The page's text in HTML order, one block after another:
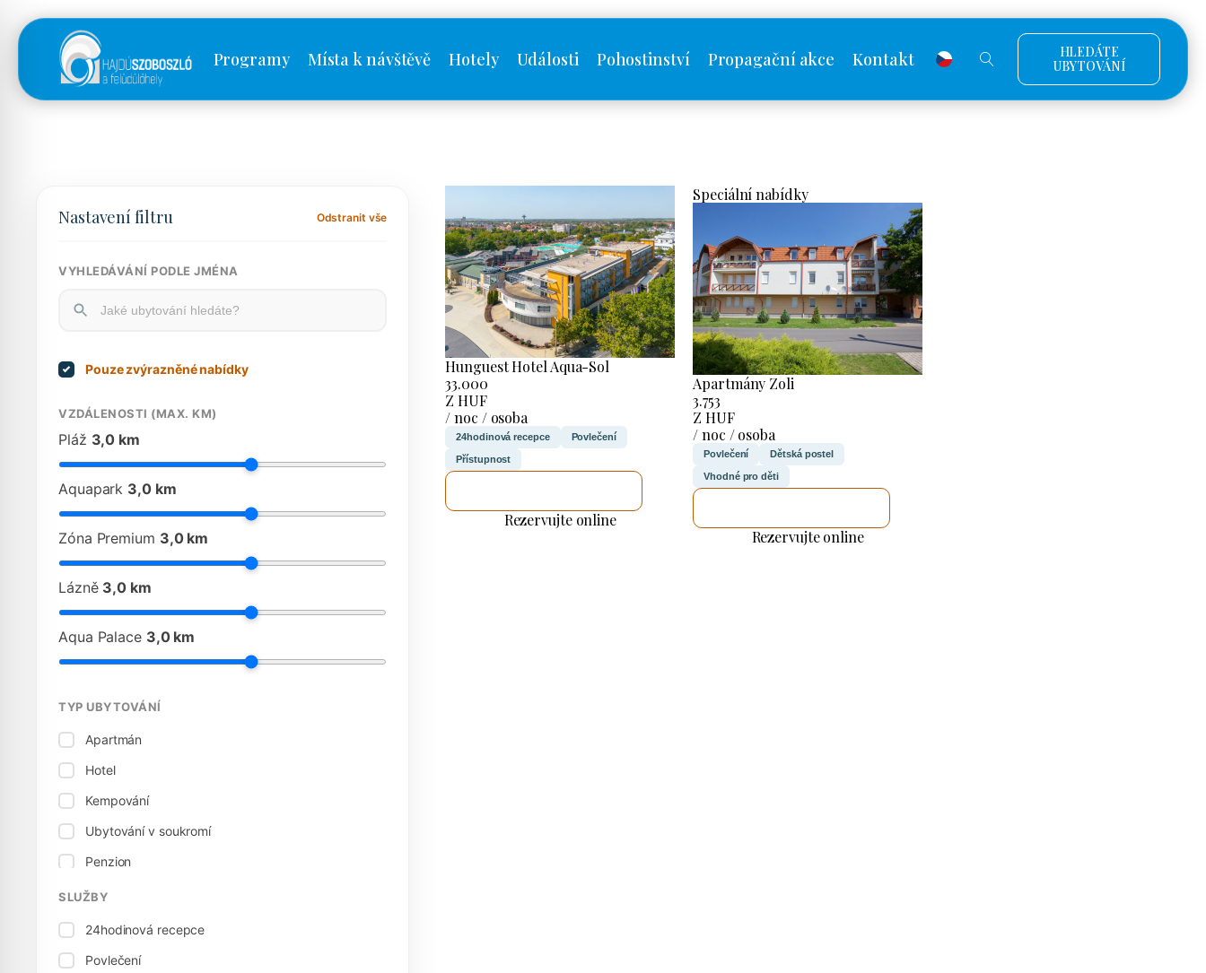
Programy Místa k návštěvě Hotely Události Pohostinství Propagační akce Kontakt
HLEDÁTE
UBYTOVÁNÍ
Nastavení filtru Odstranit vše
VYHLEDÁVÁNÍ PODLE JMÉNA
Pouze zvýrazněné nabídky
VZDÁLENOSTI (MAX. KM)
Pláž 3,0 km
Aquapark 3,0 km
Zóna Premium 3,0 km
Lázně 3,0 km
Aqua Palace 3,0 km
TYP UBYTOVÁNÍ
Apartmán
Hotel
Kempování
Ubytování v soukromí
Penzion
Penzion
SLUŽBY
24hodinová recepce
Povlečení
Hunguest Hotel Aqua-Sol
33.000
Z HUF
/ noc / osoba
24hodinová recepce Povlečení
Přístupnost
Rezervujte online
Speciální nabídky
Apartmány Zoli
3.753
Z HUF
/ noc / osoba
Povlečení Dětská postel
Vhodné pro děti
Rezervujte online